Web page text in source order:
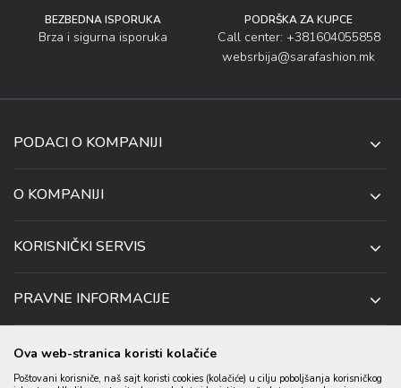
BEZBEDNA ISPORUKA
Brza i sigurna isporuka
PODRŠKA ZA KUPCE
Call center: +381604055858
websrbija@sarafashion.mk
PODACI O KOMPANIJI
UL. ANETE ANDREJEVIĆ 13
NIŠ 18106, SRBIJA
+381 (0)60 4055 858
WEBSRBIJA@SARAFASHION.MK
O KOMPANIJI
SARADNJA
KONTAKT PODACI
KORISNIČKI SERVIS
USLOVI ZA OTKAZIVANJE I ZAMENU
REKLAMACIJA
PRAVNE INFORMACIJE
Ova web-stranica koristi kolačiće
Poštovani korisniče, naš sajt koristi cookies (kolačiće) u cilju poboljšanja korisničkog